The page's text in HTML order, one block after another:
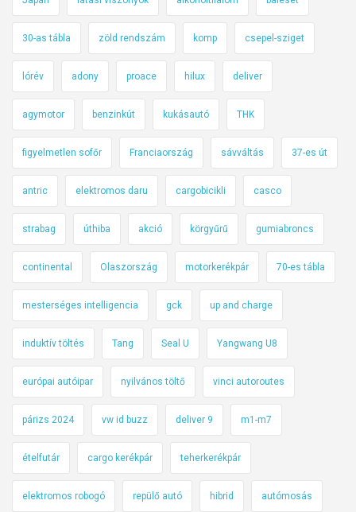
30-as tábla zöld rendszám komp csepel-sziget
lórév adony proace hilux deliver
agymotor benzinkút kukásautó THK
figyelmetlen sofőr Franciaország sávváltás 37-es út
antric elektromos daru cargobicikli casco
strabag úthiba akció körgyűrű gumiabroncs
continental Olaszország motorkerékpár 70-es tábla
mesterséges intelligencia gck up and charge
induktív töltés Tang Seal U Yangwang U8
európai autóipar nyilvános töltő vinci autoroutes
párizs 2024 vw id buzz deliver 9 m1-m7
ételfutár cargo kerékpár teherkerékpár
elektromos robogó repülő autó hibrid autómosás